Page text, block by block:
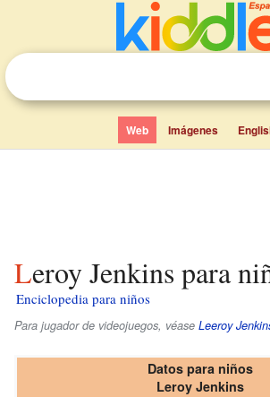
Web Imágenes
Leroy Jenkins para
Enciclopedia para niños
Para jugador de videojuegos, véase Leeroy
Datos para niños
Leroy Jenkins